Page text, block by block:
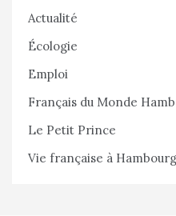
Actualité
Écologie
Emploi
Français du Monde
Le Petit Prince
Vie française à Hambourg